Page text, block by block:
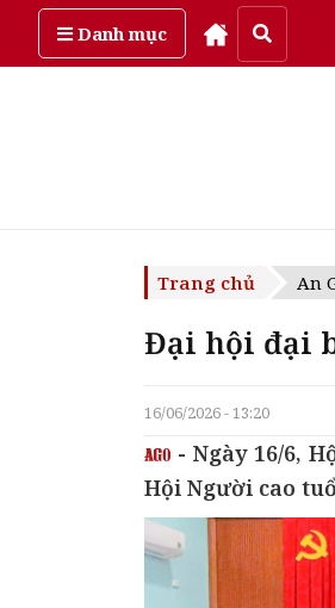
Danh mụcThứ sáu, ngày 7/08/2026
Trang chủ An
Đại hội đại
16/06/2026 - 13:20
- Ngày 16/6,
Hội Người cao